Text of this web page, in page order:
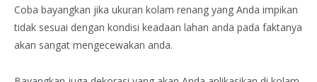
Coba bayangkan jika ukuran kolam renang yang Anda impikan
tidak sesuai dengan kondisi keadaan lahan anda pada faktanya
akan sangat mengecewakan anda.